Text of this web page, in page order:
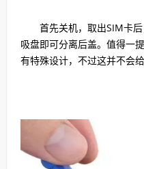
首先关机，取出SIM卡后
吸盘即可分离后盖。值得一
有特殊设计，不过这并不会